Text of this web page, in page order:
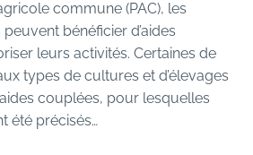
commune (PAC), les
bénéficier d’aides
leurs activités. Certaines de
types de cultures et d’élevages
couplées, pour lesquelles
été précisés…